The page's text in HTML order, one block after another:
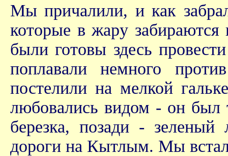
Мы причалили, и как
которые в жару
были готовы здесь
поплавали немного
постелили на мелкой
любовались видом - он был
березка, позади -
дороги на Кытлым. Мы